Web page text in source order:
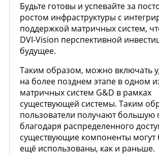
Будьте готовы и успевайте за
ростом инфраструктуры с
поддержкой матричных систем,
DVI-Vision перспективной
будущее.
Таким образом, можно включать
на более позднем этапе в одном
матричных систем G&D в рамках
существующей системы. Таким
пользователи получают большую
благодаря распределенного
существующие компоненты могут
ещё использованы, как и раньше.